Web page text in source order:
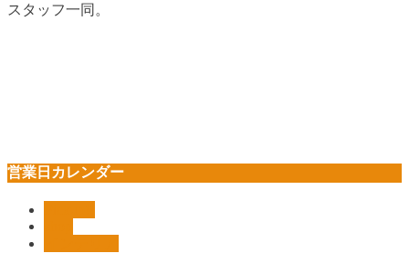
スタッフ一同。
営業日カレンダー